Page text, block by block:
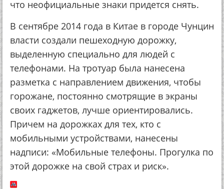
что неофициальные знаки придется снять.
В сентябре 2014 года в Китае в городе Чунцин
власти создали пешеходную дорожку,
выделенную специально для людей с
телефонами. На тротуар была нанесена
разметка с направлением движения, чтобы
горожане, постоянно смотрящие в экраны
своих гаджетов, лучше ориентировались.
Причем на дорожках для тех, кто с
мобильными устройствами, нанесены
надписи: «Мобильные телефоны. Прогулка по
этой дорожке на свой страх и риск».